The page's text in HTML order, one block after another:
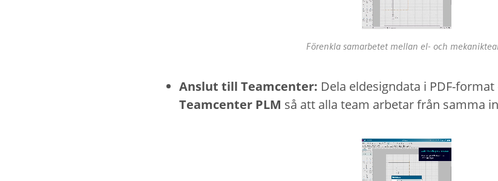
Förenkla samarbetet mellan el- och
Anslut till Teamcenter: Dela eldesigndata i PDF-
Teamcenter PLM så att alla team arbetar från samma